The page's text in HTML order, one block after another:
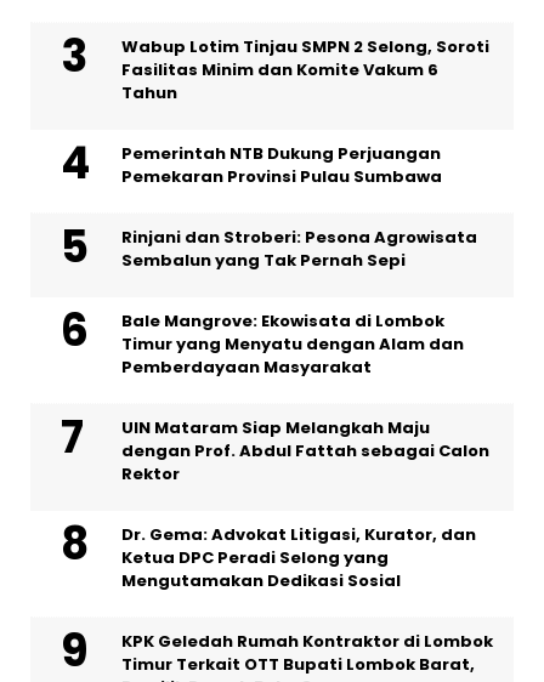
Wabup Lotim Tinjau SMPN 2 Selong, Soroti
Fasilitas Minim dan Komite Vakum 6
Tahun
Pemerintah NTB Dukung Perjuangan
Pemekaran Provinsi Pulau Sumbawa
Rinjani dan Stroberi: Pesona Agrowisata
Sembalun yang Tak Pernah Sepi
Bale Mangrove: Ekowisata di Lombok
Timur yang Menyatu dengan Alam dan
Pemberdayaan Masyarakat
UIN Mataram Siap Melangkah Maju
dengan Prof. Abdul Fattah sebagai Calon
Rektor
Dr. Gema: Advokat Litigasi, Kurator, dan
Ketua DPC Peradi Selong yang
Mengutamakan Dedikasi Sosial
KPK Geledah Rumah Kontraktor di Lombok
Timur Terkait OTT Bupati Lombok Barat,